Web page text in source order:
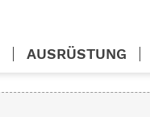
AUSRÜSTUNG